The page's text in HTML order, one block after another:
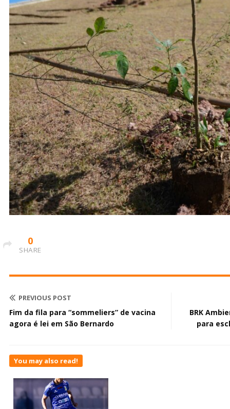
0
SHARE
PREVIOUS POST
Fim da fila para “sommeliers” de vacina
agora é lei em São Bernardo
BRK
para
You may also read!